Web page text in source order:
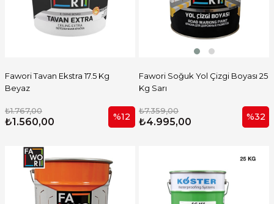
Fawori Tavan Ekstra 17.5 Kg
Beyaz
₺1.767,00
₺1.560,00 %12
Fawori Soğuk Yol Çizgi Boyası 25
Kg Sarı
₺7.359,00
₺4.995,00 %32